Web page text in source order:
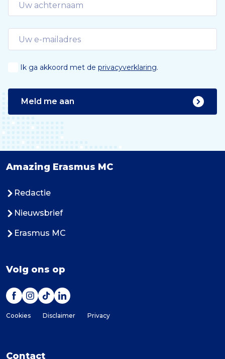
Ik ga akkoord met de privacyverklaring.
Meld me aan
Amazing Erasmus MC
Redactie
Nieuwsbrief
Erasmus MC
Volg ons op
Cookies Disclaimer Privacy
Contact